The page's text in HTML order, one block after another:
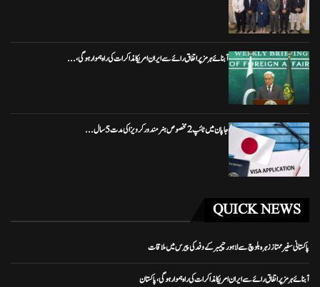
آبنائے ہرمز پر اتفاق رائے سے ایران امریکا مذاکرات کی راہ ہموار ہوگی،...
جاپان میں ٹائپ 2 مخصوص ہنر مند ورکر ویزا کی مدت 5 سال...
QUICK NEWS
پاکستانی سفیر ممتاز زہرہ بلوچ سے لاہور چیمبر کے وفد کی پیرس میں ملاقات
آبنائے ہرمز پر اتفاق رائے سے ایران امریکا مذاکرات کی راہ ہموار ہوگی، پاکستان